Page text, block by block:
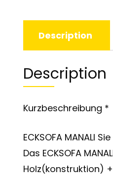
Description
Description
Kurzbeschreibung *
ECKSOFA MANALI
Das ECKSOFA
Holz(konstruktion)